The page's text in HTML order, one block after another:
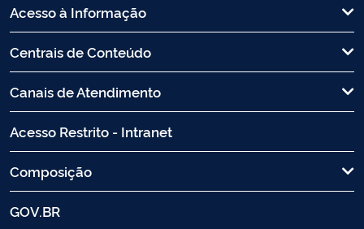
Acesso à Informação
Centrais de Conteúdo
Canais de Atendimento
Acesso Restrito - Intranet
Composição
GOV.BR